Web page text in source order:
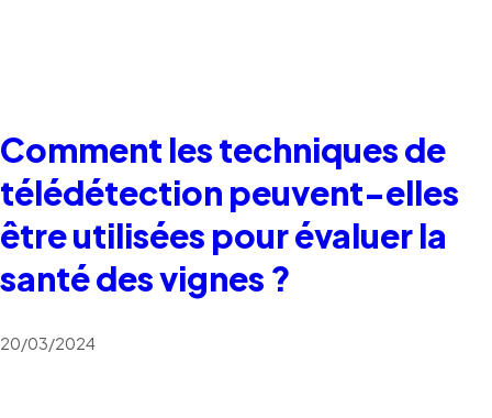
Comment les techniques de
télédétection peuvent-elles
être utilisées pour évaluer la
santé des vignes ?
20/03/2024